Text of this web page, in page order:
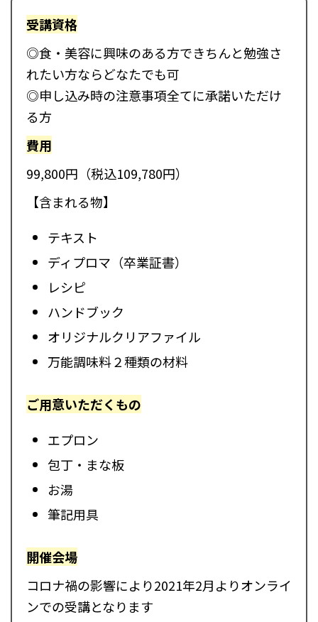
受講資格
◎食・美容に興味のある方できちんと勉強さ
れたい方ならどなたでも可
◎申し込み時の注意事項全てに承諾いただけ
る方
費用
99,800円（税込109,780円）
【含まれる物】
テキスト
ディプロマ（卒業証書）
レシピ
ハンドブック
オリジナルクリアファイル
万能調味料２種類の材料
ご用意いただくもの
エプロン
包丁・まな板
お湯
筆記用具
開催会場
コロナ禍の影響により2021年2月よりオンライ
ンでの受講となります